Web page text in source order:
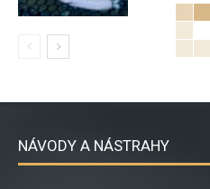
NÁVODY A NÁSTRAHY